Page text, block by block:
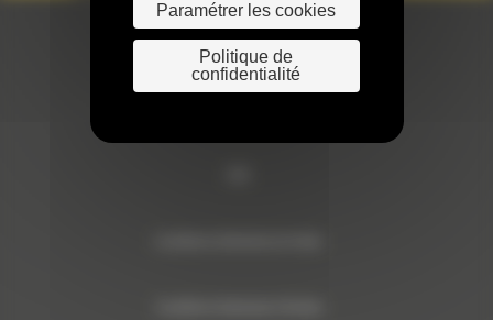
© 2024 Bergerat-Monnoyeur
Paramétrer les cookies
Politique de
confidentialité